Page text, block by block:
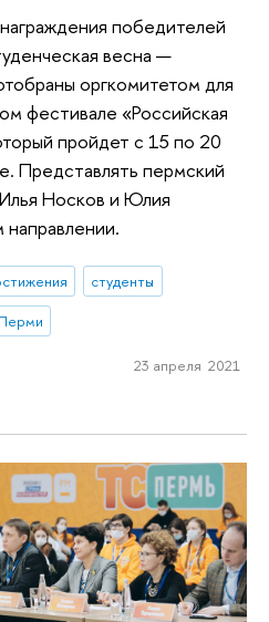
победителей
весна —
оргкомитетом для
фестивале «Российская
пройдет с 15 по 20
Представлять пермский
Носков и Юлия
студенты
23 апреля 2021